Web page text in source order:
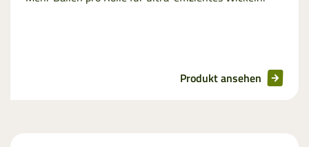
Produkt ansehen